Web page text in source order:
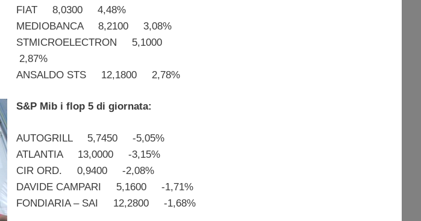
FIAT 8,0300 4,48%
MEDIOBANCA 8,2100 3,08%
STMICROELECTRON 5,1000
2,87%
ANSALDO STS 12,1800 2,78%
S&P Mib i flop 5 di giornata:
AUTOGRILL 5,7450 -5,05%
ATLANTIA 13,0000 -3,15%
CIR ORD. 0,9400 -2,08%
DAVIDE CAMPARI 5,1600 -1,71%
FONDIARIA – SAI 12,2800 -1,68%